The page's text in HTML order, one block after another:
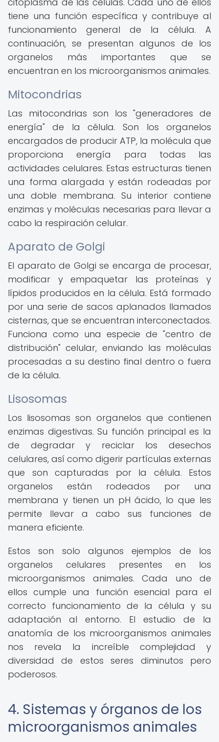
tiene una función específica y contribuye al
funcionamiento general de la célula. A
continuación, se presentan algunos de los
organelos más importantes que se
encuentran en los microorganismos animales.
Mitocondrias
Las mitocondrias son los "generadores de
energía" de la célula. Son los organelos
encargados de producir ATP, la molécula que
proporciona energía para todas las
actividades celulares. Estas estructuras tienen
una forma alargada y están rodeadas por
una doble membrana. Su interior contiene
enzimas y moléculas necesarias para llevar a
cabo la respiración celular.
Aparato de Golgi
El aparato de Golgi se encarga de procesar,
modificar y empaquetar las proteínas y
lípidos producidos en la célula. Está formado
por una serie de sacos aplanados llamados
cisternas, que se encuentran interconectados.
Funciona como una especie de "centro de
distribución" celular, enviando las moléculas
procesadas a su destino final dentro o fuera
de la célula.
Lisosomas
Los lisosomas son organelos que contienen
enzimas digestivas. Su función principal es la
de degradar y reciclar los desechos
celulares, así como digerir partículas externas
que son capturadas por la célula. Estos
organelos están rodeados por una
membrana y tienen un pH ácido, lo que les
permite llevar a cabo sus funciones de
manera eficiente.
Estos son solo algunos ejemplos de los
organelos celulares presentes en los
microorganismos animales. Cada uno de
ellos cumple una función esencial para el
correcto funcionamiento de la célula y su
adaptación al entorno. El estudio de la
anatomía de los microorganismos animales
nos revela la increíble complejidad y
diversidad de estos seres diminutos pero
poderosos.
4. Sistemas y órganos de los
microorganismos animales